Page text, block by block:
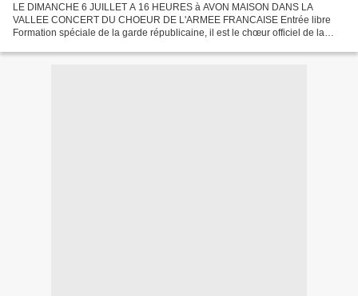
LE DIMANCHE 6 JUILLET A 16 HEURES à AVON MAISON DANS LA
VALLEE CONCERT DU CHOEUR DE L'ARMEE FRANCAISE Entrée libre
Formation spéciale de la garde républicaine, il est le chœur officiel de la